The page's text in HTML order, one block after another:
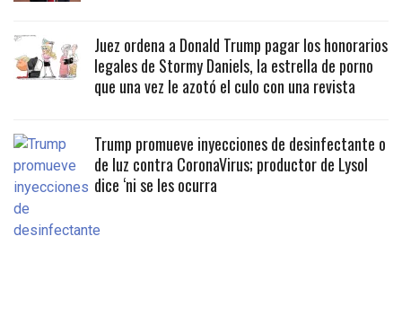
Juez ordena a Donald Trump pagar los honorarios
legales de Stormy Daniels, la estrella de porno
que una vez le azotó el culo con una revista
Trump promueve inyecciones de desinfectante o
de luz contra CoronaVirus; productor de Lysol
dice ‘ni se les ocurra